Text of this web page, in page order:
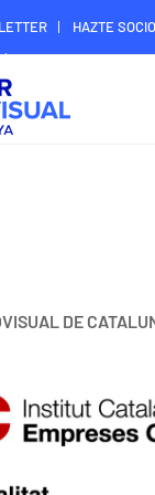
HAZTE SOCIO
ÁREA DIGITAL SOCIOS
DE